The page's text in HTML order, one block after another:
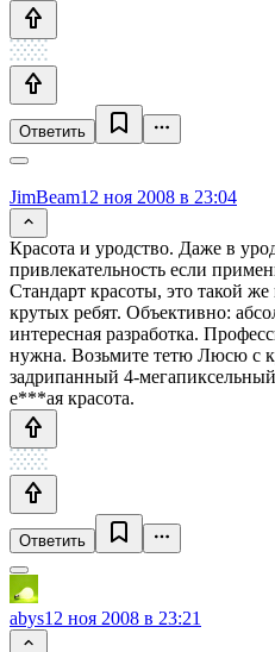
Ответить
JimBeam12 ноя 2008 в 23:04
Красота и уродство. Даже в
привлекательность если
Стандарт красоты, это такой
крутых ребят. Объективно:
интересная разработка.
нужна. Возьмите тетю Люсю с
задрипанный 4-
е***ая красота.
Ответить
abys12 ноя 2008 в 23:21